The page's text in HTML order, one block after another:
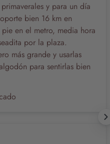
y para un día
bien 16 km en
en el metro, media hora
por la plaza.
más grande y usarlas
para sentirlas bien